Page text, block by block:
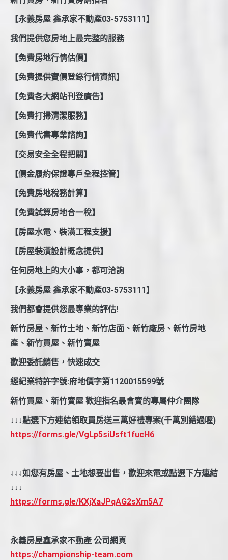
【永義房屋 鑫承家不動產03-5753111】
我們提供您房地上最完整的服務
【免費房地行情估價】
【免費提供實價登錄行情資訊】
【免費各大網站刊登廣告】
【免費打掃清潔服務】
【免費代書專業諮詢】
【交易安全全程把關】
【價金履約保證專戶全程控管】
【免費房地稅務計算】
【免費試算房地合一稅】
【房屋水電、裝潢工程支援】
【房屋裝潢設計概念提供】
任何房地上的大小事，都可洽詢
【永義房屋 鑫承家不動產03-5753111】
我們都會提供您最專業的評估!
新竹房屋、新竹土地、新竹店面、新竹廠房、新竹房地
產、新竹買屋、新竹賣屋
歡迎委託銷售，快速成交
經紀業特許字號:府地價字第1120015599號
新竹買屋、新竹賣屋 歡迎指名最會賣的專屬仲介團隊
↓↓↓點選下方連結領取買房送三萬好禮專案(千萬別錯過喔)
https://forms.gle/VgLp5siUsft1fucH6
↓↓↓如您有房屋、土地想要出售，歡迎來電或點選下方連結
↓↓↓
https://forms.gle/KXjXaJPqAG2sXm5A7
永義房屋鑫承家不動產 公司網頁
https://championship-team.com